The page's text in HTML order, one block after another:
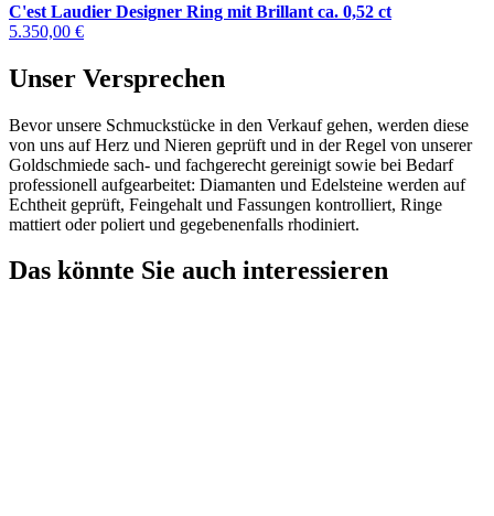
C'est Laudier Designer Ring mit Brillant ca. 0,52 ct
5.350,00 €
Unser Versprechen
Bevor unsere Schmuckstücke in den Verkauf gehen, werden diese
von uns auf Herz und Nieren geprüft und in der Regel von unserer
Goldschmiede sach- und fachgerecht gereinigt sowie bei Bedarf
professionell aufgearbeitet: Diamanten und Edelsteine werden auf
Echtheit geprüft, Feingehalt und Fassungen kontrolliert, Ringe
mattiert oder poliert und gegebenenfalls rhodiniert.
Das könnte Sie auch interessieren